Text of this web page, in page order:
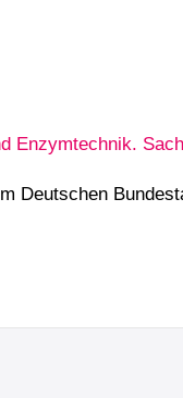
Enzymtechnik.
Deutschen